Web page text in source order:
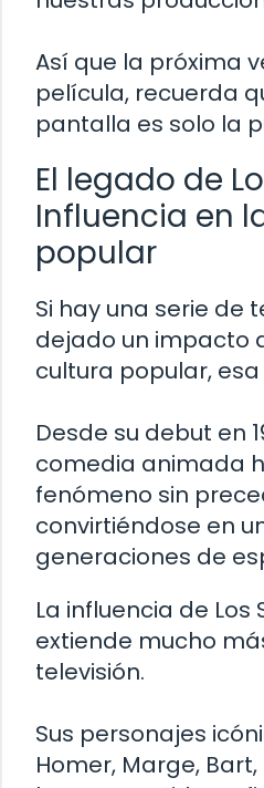
Así que la próxima
película, recuerda
pantalla es solo la
El legado de
Influencia en
popular
Si hay una serie de
dejado un impacto
cultura popular, esa
Desde su debut en
comedia animada
fenómeno sin
convirtiéndose en
generaciones de
La influencia de Los
extiende mucho
televisión.
Sus personajes
Homer, Marge,